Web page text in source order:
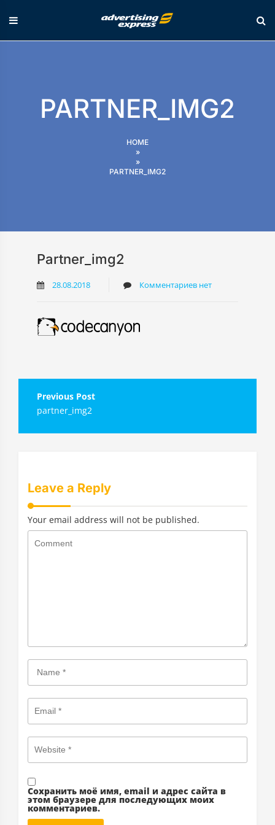
PARTNER_IMG2
HOME
»
»
PARTNER_IMG2
Partner_img2
28.08.2018 Комментариев нет
Навигация
поpartner_img2
Leave a Reply
Your email address will not be published.
Сохранить моё имя, email и адрес сайта в
этом браузере для последующих моих
комментариев.